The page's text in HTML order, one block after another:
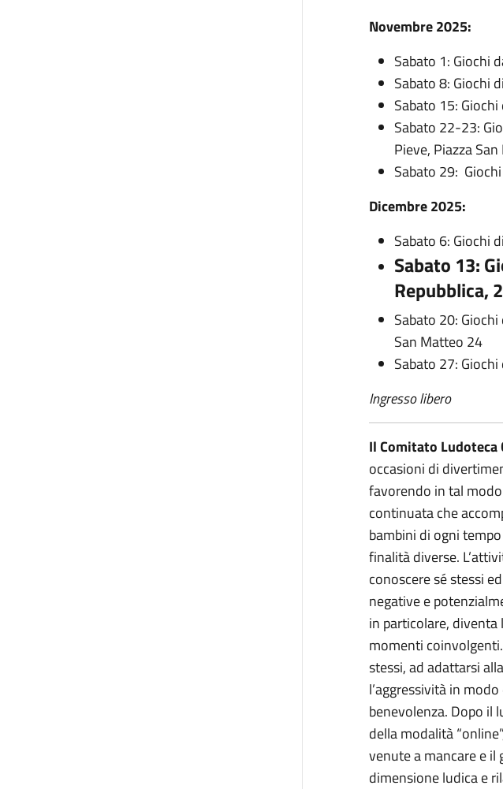
Novembre 2025:
Sabato 1: Giochi
Sabato 8: Giochi
Sabato 15:
Sabato 22-23:
Pieve, Piazza
Sabato 29:
Dicembre 2025:
Sabato 6: Giochi
Sabato 13:
Repubblica,
Sabato 20:
San Matteo 24
Sabato 27:
Ingresso libero
Il Comitato Ludoteca
occasioni di
favorendo in tal modo
continuata che
bambini di ogni
finalità diverse.
conoscere sé stessi
negative e
in particolare, diventa
momenti
stessi, ad adattarsi
l’aggressività in
benevolenza. Dopo il
della modalità
venute a mancare e
dimensione ludica e